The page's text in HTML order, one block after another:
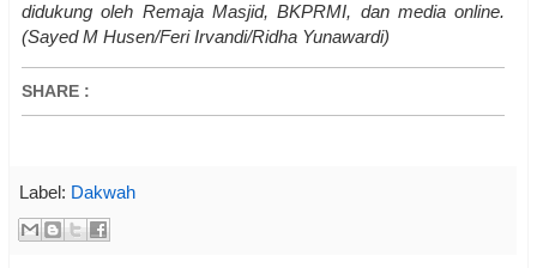
didukung oleh Remaja Masjid, BKPRMI, dan media online.
(Sayed M Husen/Feri Irvandi/Ridha Yunawardi)
SHARE :
Label: Dakwah